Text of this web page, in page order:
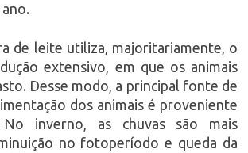
de leite utiliza, majoritariamente, o
extensivo, em que os animais
Desse modo, a principal fonte de
dos animais é proveniente
No inverno, as chuvas são mais
no fotoperíodo e queda da